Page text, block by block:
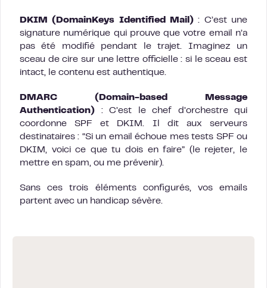
DKIM (DomainKeys Identified Mail) : C’est une
signature numérique qui prouve que votre email n’a
pas été modifié pendant le trajet. Imaginez un
sceau de cire sur une lettre officielle : si le sceau est
intact, le contenu est authentique.
DMARC (Domain-based Message
Authentication) : C’est le chef d’orchestre qui
coordonne SPF et DKIM. Il dit aux serveurs
destinataires : “Si un email échoue mes tests SPF ou
DKIM, voici ce que tu dois en faire” (le rejeter, le
mettre en spam, ou me prévenir).
Sans ces trois éléments configurés, vos emails
partent avec un handicap sévère.